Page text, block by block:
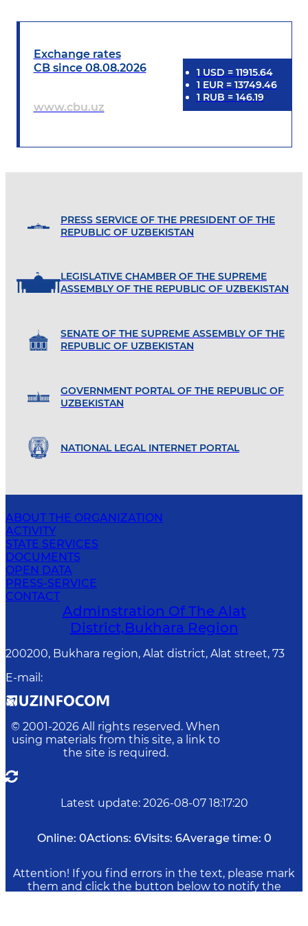
Exchange rates
CB since 08.08.2026
www.cbu.uz
1 USD = 11915.64
1 EUR= 13749.46
1 RUB = 146.19
PRESS SERVICE OF THE PRESIDENT OF THE
REPUBLIC OF UZBEKISTAN
LEGISLATIVE CHAMBER OF THE SUPREME
ASSEMBLY OF THE REPUBLIC OF UZBEKISTAN
SENATE OF THE SUPREME ASSEMBLY OF THE
REPUBLIC OF UZBEKISTAN
GOVERNMENT PORTAL OF THE REPUBLIC OF
UZBEKISTAN
NATIONAL LEGAL INTERNET PORTAL
ABOUT THE ORGANIZATION
ACTIVITY
STATE SERVICES
DOCUMENTS
OPEN DATA
PRESS-SERVICE
CONTACT
Adminstration Of The Alat
District,Bukhara Region
200200, Bukhara region, Alat district, Alat street, 73
E-mail :
© 2001-2026 All rights reserved. When
using materials from this site, a link to
the site is required.
Latest update: 2026-08-07 18:17:20
Online: 0Actions: 6Visits: 6Average time: 0
Attention! If you find errors in the text, please mark
them and click the button below to notify the